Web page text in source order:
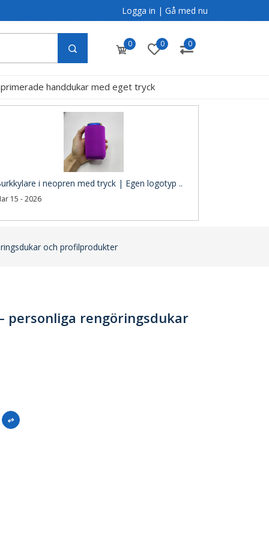
Logga in | Gå med nu
0 0 0
handdukar med eget tryck
i neopren med tryck | Egen logotyp ..
15 - 2026
och profilprodukter
personliga rengöringsdukar